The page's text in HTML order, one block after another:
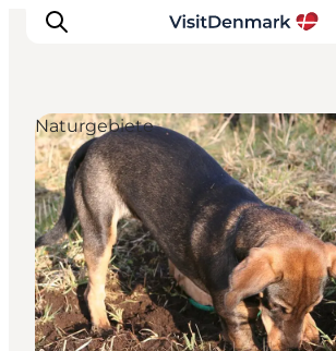
Inspiration
Regionen
Erlebnisse
Unterkünfte
Reiseplanung
Naturgebiete